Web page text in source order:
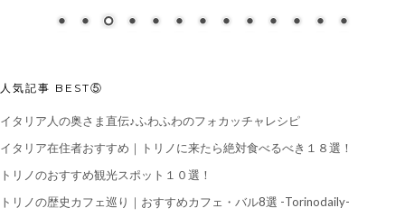
人気記事 BEST⑤
イタリア人の奥さま直伝♪ふわふわのフォカッチャレシピ
イタリア在住者おすすめ｜トリノに来たら絶対食べるべき１８選！
トリノのおすすめ観光スポット１０選！
トリノの歴史カフェ巡り｜おすすめカフェ・バル8選 -Torinodaily-